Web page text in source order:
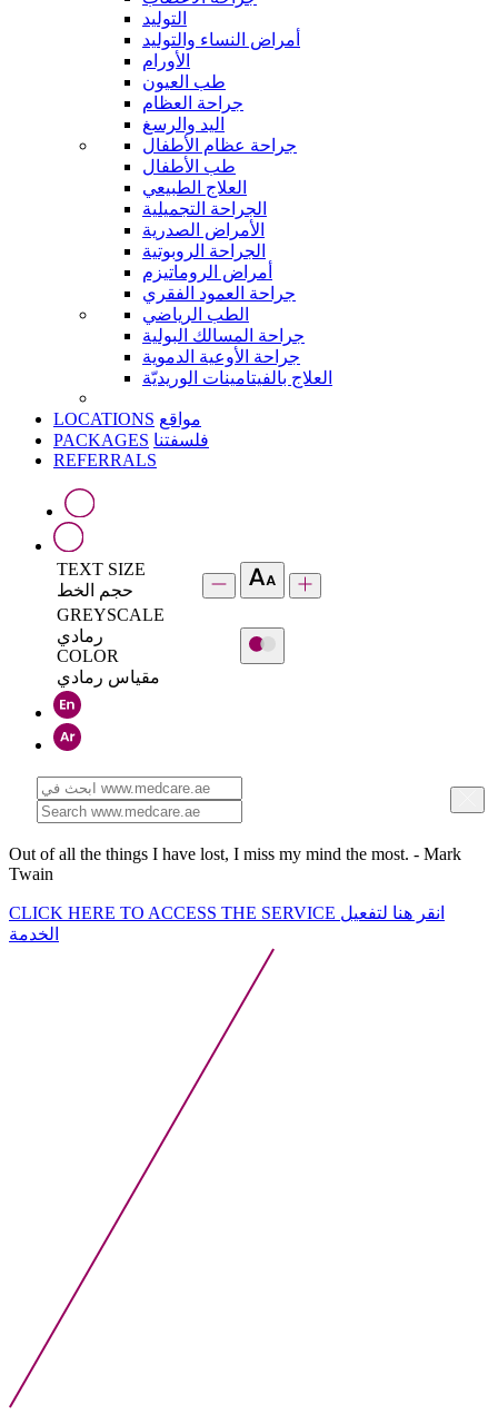
التوليد
أمراض النساء والتوليد
الأورام
طب العيون
جراحة العظام
اليد والرسغ
جراحة عظام الأطفال
طب الأطفال
العلاج الطبيعي
الجراحة التجميلية
الأمراض الصدرية
الجراحة الروبوتية
أمراض الروماتيزم
جراحة العمود الفقري
الطب الرياضي
جراحة المسالك البولية
جراحة الأوعية الدموية
العلاج بالفيتامينات الوريديّة
LOCATIONS مواقع
PACKAGES فلسفتنا
REFERRALS
TEXT SIZE
حجم الخط
GREYSCALE
رمادي
COLOR
مقياس رمادي
Out of all the things I have lost, I miss my mind the most. - Mark
Twain
CLICK HERE TO ACCESS THE SERVICE انقر هنا لتفعيل
الخدمة